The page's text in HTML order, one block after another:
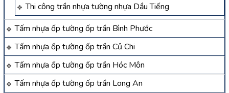
Thi công trần nhựa tường nhựa Dầu Tiếng
Tấm nhựa ốp tường ốp trần Bình Phước
Tấm nhựa ốp tường ốp trần Củ Chi
Tấm nhựa ốp tường ốp trần Hóc Môn
Tấm nhựa ốp tường ốp trần Long An